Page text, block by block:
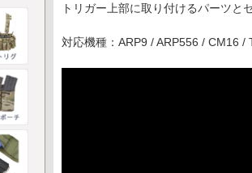
トリガー上部に取り付けるパーツと
対応機種：ARP9 / ARP556 / CM16 /